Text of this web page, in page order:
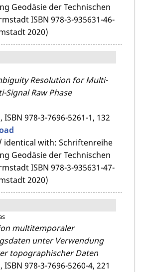
Geodäsie der Technischen
ISBN 978-3-935631-46-
2020)
Resolution for Multi-
Signal Raw Phase
ISBN 978-3-7696-5261-1, 132
identical with: Schriftenreihe
Geodäsie der Technischen
ISBN 978-3-935631-47-
2020)
multitemporaler
unter Verwendung
topographischer Daten
ISBN 978-3-7696-5260-4, 221